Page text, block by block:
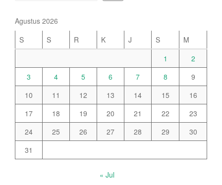
Agustus 2026
S
S R K J S
M
1
2
3
4 5 6 7 8
9
10
11 12 13 14 15
16
17
18 19 20 21 22
23
24
25 26 27 28 29
30
31
« Jul